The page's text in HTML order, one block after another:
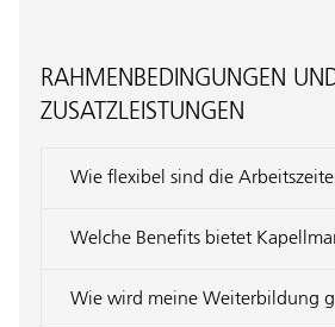
RAHMENBEDINGUNGEN
ZUSATZLEISTUNGEN
Wie flexibel sind die
Welche Benefits bietet
Wie wird meine Weiterbildung